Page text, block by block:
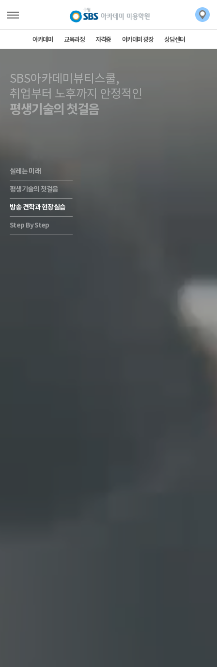
아카데미 교육과정 자격증 아카데미 광장 상담센터
SBS아카데미뷰티스쿨,
취업부터 노후까지 안정적인
평생기술의 첫걸음
SBS아카데미뷰티스쿨,
설레는 미래
평생기술의 첫걸음
방송 견학과 현장실습
Step By Step